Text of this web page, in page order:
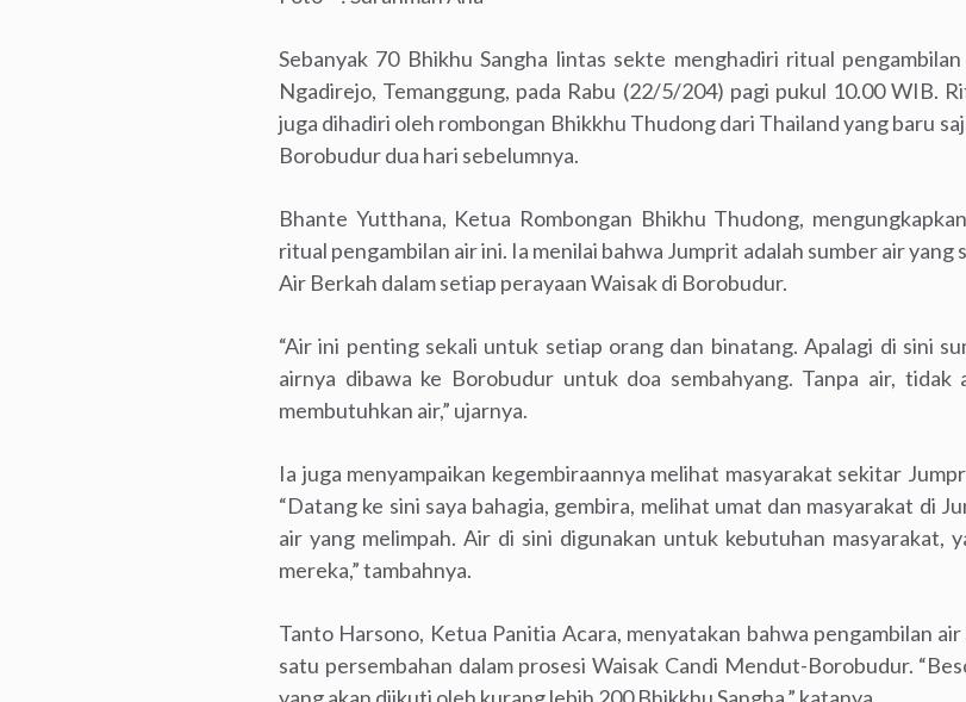
Sebanyak 70 Bhikhu Sangha lintas sekte menghadiri ritual
Ngadirejo, Temanggung, pada Rabu (22/5/204) pagi pukul 10.00 WIB.
juga dihadiri oleh rombongan Bhikkhu Thudong dari Thailand yang baru
Borobudur dua hari sebelumnya.
Bhante Yutthana, Ketua Rombongan Bhikhu Thudong,
ritual pengambilan air ini. Ia menilai bahwa Jumprit adalah sumber air
Air Berkah dalam setiap perayaan Waisak di Borobudur.
“Air ini penting sekali untuk setiap orang dan binatang. Apalagi di sini
airnya dibawa ke Borobudur untuk doa sembahyang. Tanpa air, tidak
membutuhkan air,” ujarnya.
Ia juga menyampaikan kegembiraannya melihat masyarakat sekitar
“Datang ke sini saya bahagia, gembira, melihat umat dan masyarakat di
air yang melimpah. Air di sini digunakan untuk kebutuhan masyarakat,
mereka,” tambahnya.
Tanto Harsono, Ketua Panitia Acara, menyatakan bahwa pengambilan
satu persembahan dalam prosesi Waisak Candi Mendut-Borobudur.